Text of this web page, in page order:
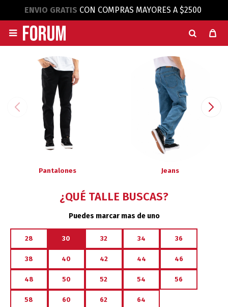
ENVIO GRATIS CON COMPRAS MAYORES A $2500

Pantalones Jeans
¿QUÉ TALLE BUSCAS?
Puedes marcar mas de uno
28 30 32 34 36
38 40 42 44 46
48 50 52 54 56
58 60 62 64